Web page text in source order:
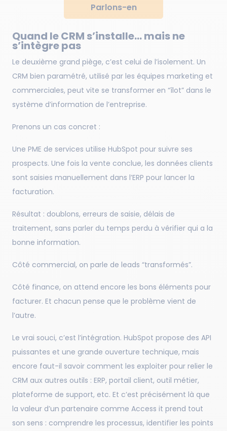
Parlons-en
Quand le CRM s’installe… mais ne
s’intègre pas
Le deuxième grand piège, c’est celui de l’isolement. Un
CRM bien paramétré, utilisé par les équipes marketing et
commerciales, peut vite se transformer en “îlot” dans le
système d’information de l’entreprise.
Prenons un cas concret :
Une PME de services utilise HubSpot pour suivre ses
prospects. Une fois la vente conclue, les données clients
sont saisies manuellement dans l’ERP pour lancer la
facturation.
Résultat : doublons, erreurs de saisie, délais de
traitement, sans parler du temps perdu à vérifier qui a la
bonne information.
Côté commercial, on parle de leads “transformés”.
Côté finance, on attend encore les bons éléments pour
facturer. Et chacun pense que le problème vient de
l’autre.
Le vrai souci, c’est l’intégration. HubSpot propose des API
puissantes et une grande ouverture technique, mais
encore faut-il savoir comment les exploiter pour relier le
CRM aux autres outils : ERP, portail client, outil métier,
plateforme de support, etc. Et c’est précisément là que
la valeur d’un partenaire comme Access it prend tout
son sens : comprendre les processus, identifier les points